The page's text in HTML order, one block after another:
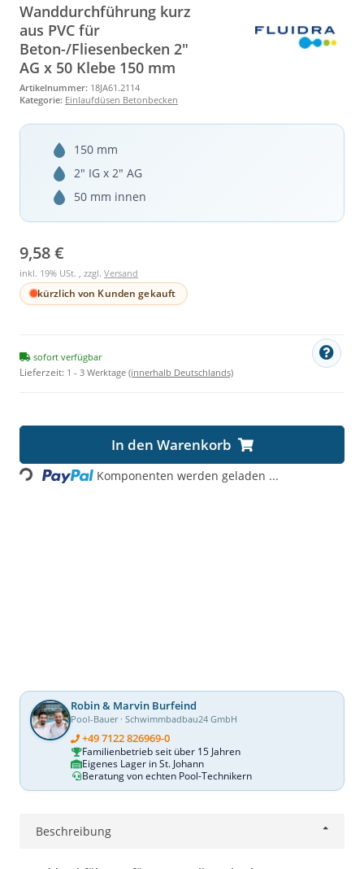
Wanddurchführung kurz
aus PVC für
Beton-/Fliesenbecken 2"
AG x 50 Klebe 150 mm
Artikelnummer: 18JA61.2114
Kategorie: Einlaufdüsen Betonbecken
150 mm
2" IG x 2" AG
50 mm innen
9,58 €
inkl. 19% USt. , zzgl. Versand
kürzlich von Kunden gekauft
sofort verfügbar
Lieferzeit: 1 - 3 Werktage (innerhalb Deutschlands)
In den Warenkorb
Loading... Komponenten werden geladen ...
Robin & Marvin Burfeind
Pool-Bauer · Schwimmbadbau24 GmbH
+49 7122 826969-0
Familienbetrieb seit über 15 Jahren
Eigenes Lager in St. Johann
Beratung von echten Pool-Technikern
Beschreibung